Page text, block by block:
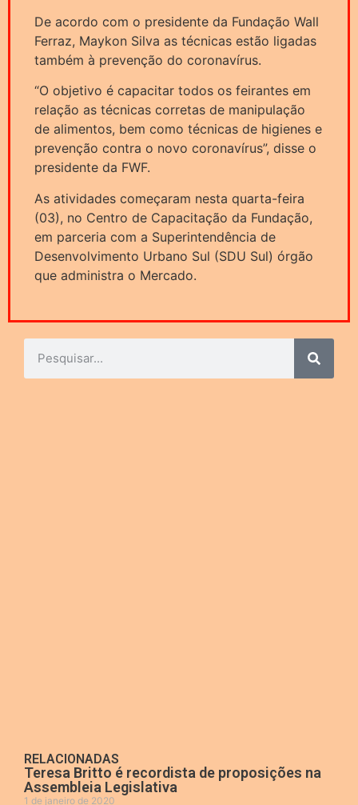
De acordo com o presidente da Fundação Wall
Ferraz, Maykon Silva as técnicas estão ligadas
também à prevenção do coronavírus.
“O objetivo é capacitar todos os feirantes em
relação as técnicas corretas de manipulação
de alimentos, bem como técnicas de higienes e
prevenção contra o novo coronavírus”, disse o
presidente da FWF.
As atividades começaram nesta quarta-feira
(03), no Centro de Capacitação da Fundação,
em parceria com a Superintendência de
Desenvolvimento Urbano Sul (SDU Sul) órgão
que administra o Mercado.
RELACIONADAS
Teresa Britto é recordista de proposições na
Assembleia Legislativa
1 de janeiro de 2020